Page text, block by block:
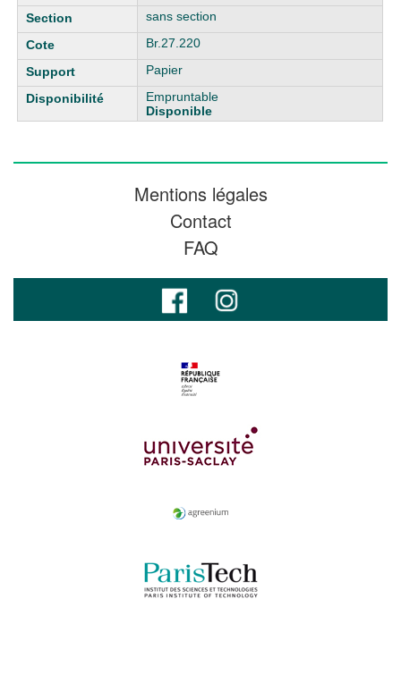
sans section
Br.27.220
Papier
Empruntable
Disponible
Mentions légales
Contact
FAQ